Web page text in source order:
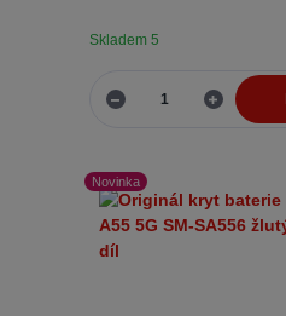
Skladem 5
Novinka